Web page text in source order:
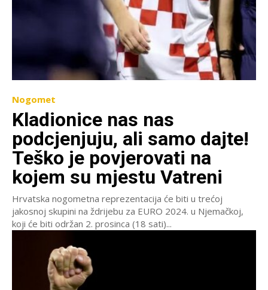
Nogomet
Kladionice nas nas
podcjenjuju, ali samo dajte!
Teško je povjerovati na
kojem su mjestu Vatreni
Hrvatska nogometna reprezentacija će biti u trećoj
jakosnoj skupini na ždrijebu za EURO 2024. u Njemačkoj,
koji će biti održan 2. prosinca (18 sati)...